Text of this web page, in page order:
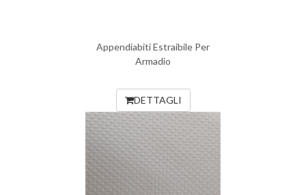
Appendiabiti Estraibile Per
Armadio
DETTAGLI